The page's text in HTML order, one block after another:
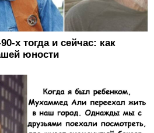
х тогда и сейчас: как
юности